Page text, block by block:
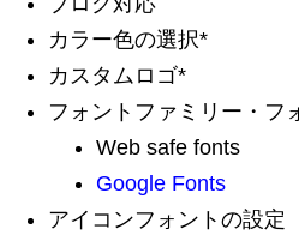
カラー色の選択*
カスタムロゴ*
フォントファミリー・フ
Web safe fonts
Google Fonts
アイコンフォントの設定